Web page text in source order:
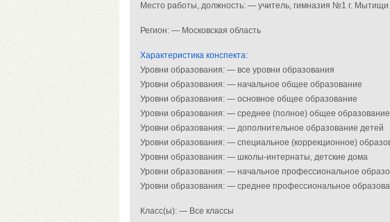
Место работы, должность: — учитель, гимназия №1 г. Мытищи
Регион: — Московская область
Характеристика конспекта:
Уровни образования: — все уровни образования
Уровни образования: — начальное общее образование
Уровни образования: — основное общее образование
Уровни образования: — среднее (полное) общее образование
Уровни образования: — дополнительное образование детей
Уровни образования: — специальное (коррекционное)
Уровни образования: — школы-интернаты, детские дома
Уровни образования: — начальное профессиональное
Уровни образования: — среднее профессиональное
Класс(ы): — Все классы